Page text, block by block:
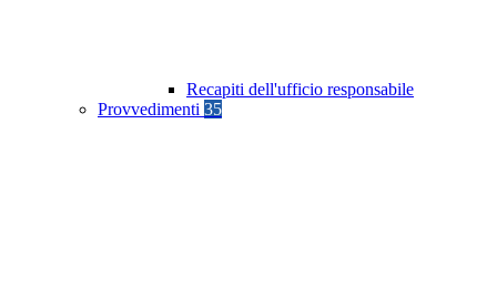
Recapiti dell'ufficio responsabile
Provvedimenti 35